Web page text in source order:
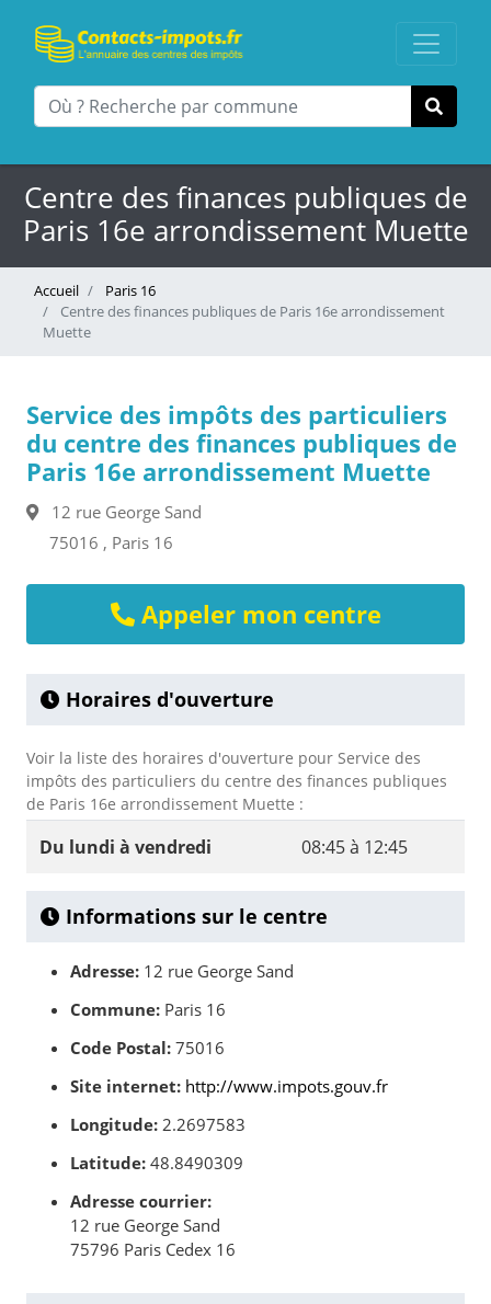
Centre des finances publiques de
Paris 16e arrondissement Muette
Accueil
Paris 16
Centre des finances publiques de Paris 16e arrondissement
Muette
Service des impôts des particuliers
du centre des finances publiques de
Paris 16e arrondissement Muette
12 rue George Sand
75016 , Paris 16
Appeler mon centre
Horaires d'ouverture
Voir la liste des horaires d'ouverture pour Service des
impôts des particuliers du centre des finances publiques
de Paris 16e arrondissement Muette :
Du lundi à vendredi 08:45 à 12:45
Informations sur le centre
Adresse: 12 rue George Sand
Commune: Paris 16
Code Postal: 75016
Site internet: http://www.impots.gouv.fr
Longitude: 2.2697583
Latitude: 48.8490309
Adresse courrier:
12 rue George Sand
75796 Paris Cedex 16